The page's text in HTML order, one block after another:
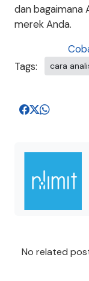
dan bagaimana
merek Anda.
Tags:
cara
No related